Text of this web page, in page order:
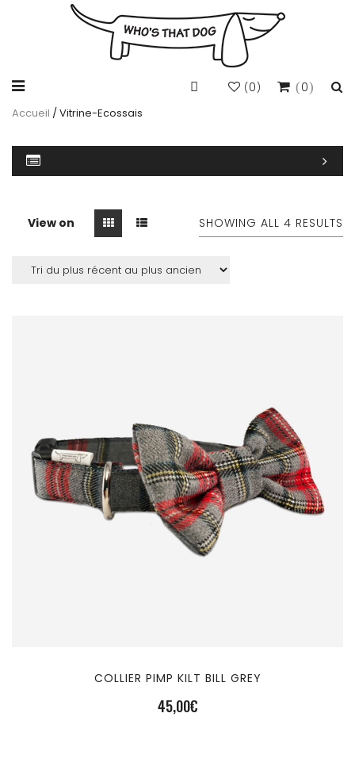
0
(0)
Accueil / Vitrine-Ecossais
View on SHOWING ALL 4 RESULTS
COLLIER PIMP KILT BILL GREY
45,00€